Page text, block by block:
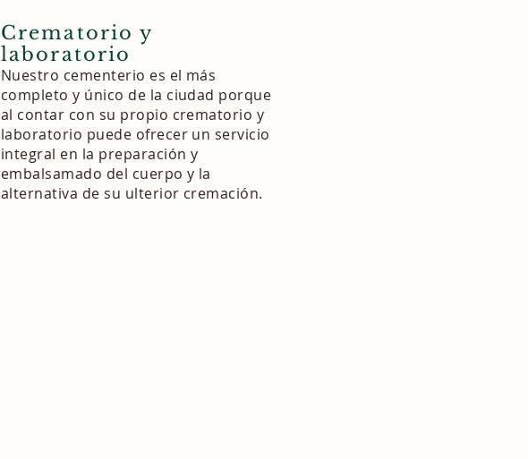
Crematorio y
laboratorio
Nuestro cementerio es el más
completo y único de la ciudad porque
al contar con su propio crematorio y
laboratorio puede ofrecer un servicio
integral en la preparación y
embalsamado del cuerpo y la
alternativa de su ulterior cremación.